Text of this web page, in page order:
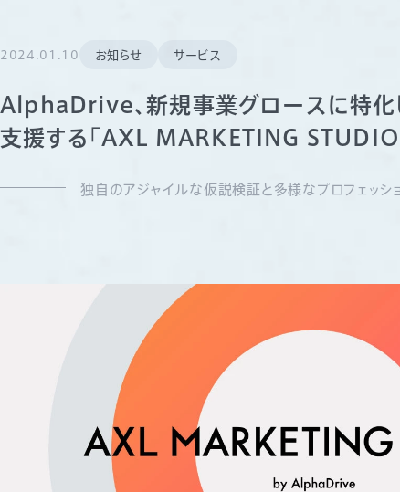
2024.01.10 お知らせ サービス
AlphaDrive、新規事業グロースに特化
支援する「AXL MARKETING STUDIO
独自のアジャイルな仮説検証と多様なプロフェッ